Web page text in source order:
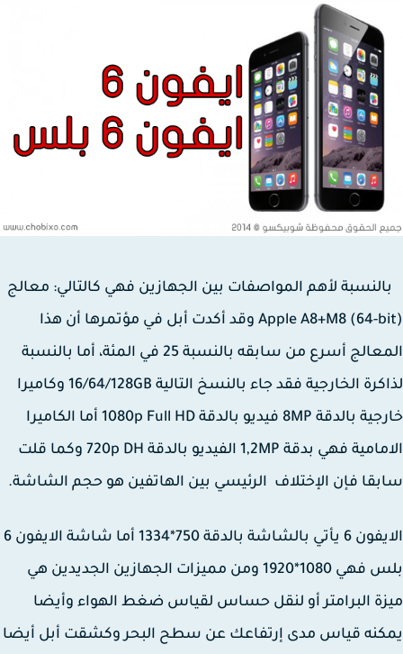
لأهم المواصفات بين الجهازين فهي كالتالي: معالج
(Apple A8+M8 (64-bit وقد أكدت أبل في مؤتمرها أن هذا
المعالج أسرع من سابقه بالنسبة 25 في المئة، أما بالنسبة
لذاكرة الخارجية فقد جاء بالنسخ التالية 16/64/128GB وكاميرا
خارجية بالدقة 8MP فيديو بالدقة 1080p Full HD أما الكاميرا
الامامية فهي بدقة 1,2MP الفيديو بالدقة 720p DH وكما قلت
فإن الإختلاف الرئيسي بين الهاتفين هو حجم الشاشة.
الايفون 6 يأتي بالشاشة بالدقة 750*1334 أما شاشة الايفون 6
بلس فهي 1080*1920 ومن مميزات الجهازين الجديدين هي
البرامتر أو لنقل حساس لقياس ضغط الهواء وأيضا
قياس مدى إرتفاعك عن سطح البحر وكشقت أبل أيضا